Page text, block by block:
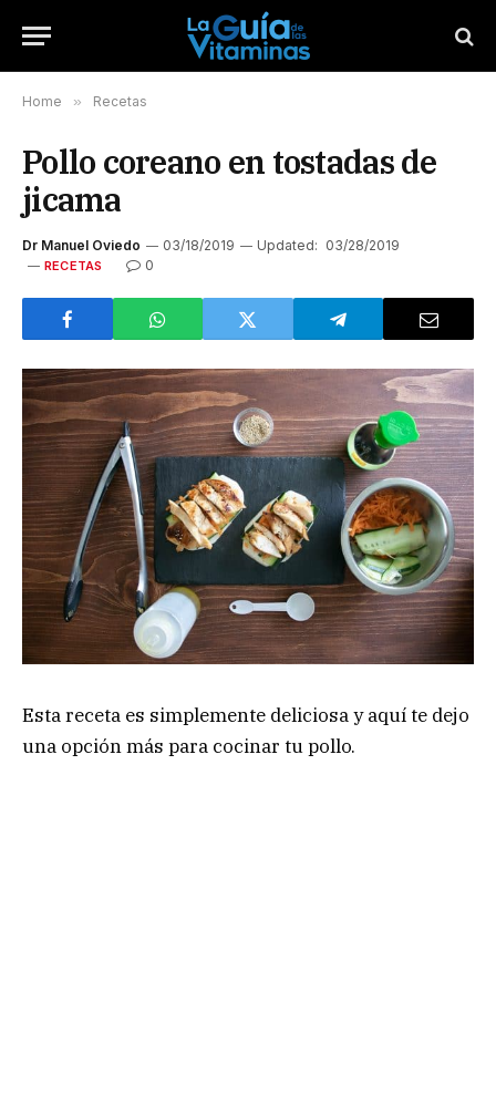
Home » Recetas
Pollo coreano en tostadas de
jicama
Dr Manuel Oviedo 03/18/2019 Updated: 03/28/2019
RECETAS 0
Esta receta es simplemente deliciosa y aquí te dejo
una opción más para cocinar tu pollo.